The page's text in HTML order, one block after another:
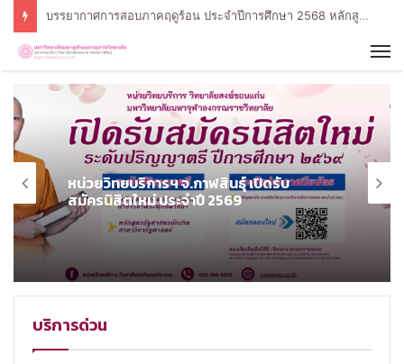
กิจกรรมการเรียนรู้ Active learning รายวิชาความรู้เบื้องต้นทางรัฐประศาสนศาสตร์
หน่วยวิทยบริการฯ จ.กาฬสินธุ์ เปิดรับ
สมัครนิสิตใหม่ ประจำปี 2569
บริการด่วน